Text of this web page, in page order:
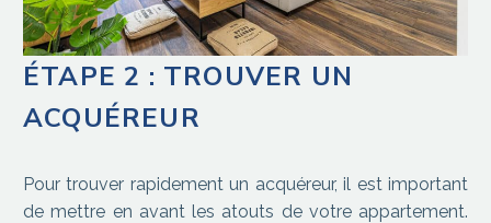
ÉTAPE 2 : TROUVER UN
ACQUÉREUR
Pour trouver rapidement un acquéreur, il est important
de mettre en avant les atouts de votre appartement.